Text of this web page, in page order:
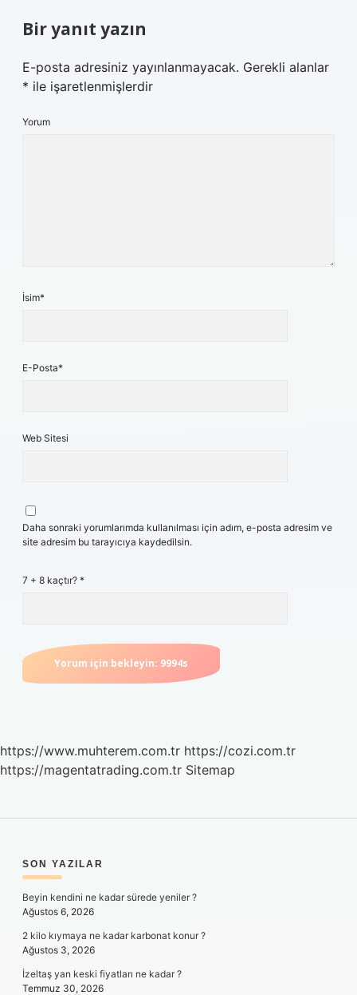
Bir yanıt yazın
E-posta adresiniz yayınlanmayacak. Gerekli alanlar
* ile işaretlenmişlerdir
Yorum
İsim*
E-Posta*
Web Sitesi
Daha sonraki yorumlarımda kullanılması için adım, e-posta adresim ve
site adresim bu tarayıcıya kaydedilsin.
7 + 8 kaçtır? *
https://www.muhterem.com.tr https://cozi.com.tr
https://magentatrading.com.tr Sitemap
SIDEBAR
SON YAZILAR
Beyin kendini ne kadar sürede yeniler ?
Ağustos 6, 2026
2 kilo kıymaya ne kadar karbonat konur ?
Ağustos 3, 2026
İzeltaş yan keski fiyatları ne kadar ?
Temmuz 30, 2026